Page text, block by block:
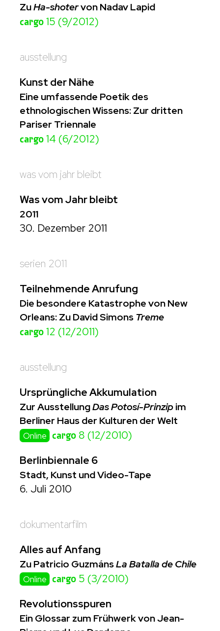
ZuHa-shotervon Nadav Lapid
cargo 15 (9/2012)
ausstellung
Kunst der Nähe
Eine umfassende Poetik des
ethnologischen Wissens: Zur dritten
Pariser Triennale
cargo 14 (6/2012)
was vom jahr bleibt
Was vom Jahr bleibt
2011
30. Dezember 2011
serien 2011
Teilnehmende Anrufung
Die besondere Katastrophe von New
Orleans: Zu David SimonsTreme
cargo 12 (12/2011)
ausstellung
Ursprüngliche Akkumulation
Zur AusstellungDas Potosí-Prinzipim
Berliner Haus der Kulturen der Welt
Online cargo 8 (12/2010)
Berlinbiennale 6
Stadt, Kunst und Video-Tape
6. Juli 2010
dokumentarfilm
Alles auf Anfang
Zu Patricio GuzmánsLa Batalla de Chile
Online cargo 5 (3/2010)
Revolutionsspuren
Ein Glossar zum Frühwerk von Jean-